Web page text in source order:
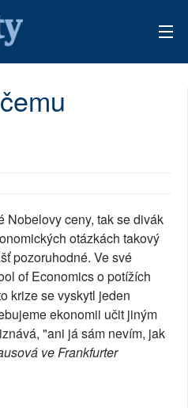
Nobelovy ceny, tak se divák
otázkách takový
pozoruhodné. Ve své
of Economics o potížích
krize se vyskytl jeden
ekonomii učit jiným
"ani já sám nevím, jak
ve Frankfurter